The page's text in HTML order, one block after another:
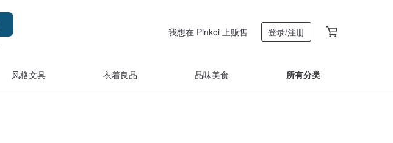
我想在 Pinkoi 上贩售 登录/注册
风格文具 衣着良品 品味美食 所有分类